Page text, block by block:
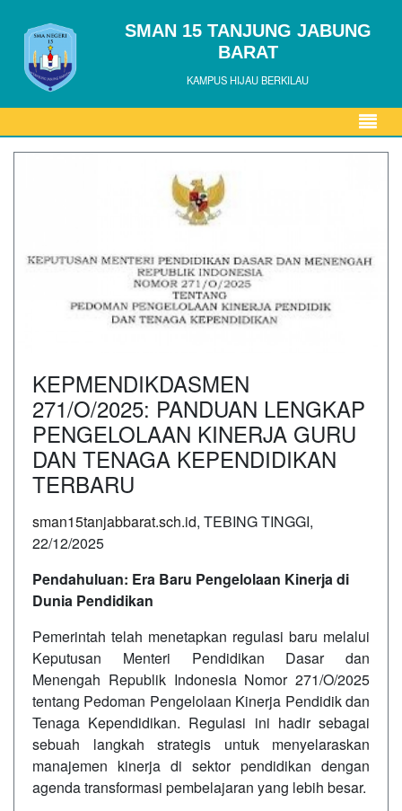
SMAN 15 TANJUNG JABUNG
BARAT
KAMPUS HIJAU BERKILAU
KEPMENDIKDASMEN
271/O/2025: PANDUAN LENGKAP
PENGELOLAAN KINERJA GURU
DAN TENAGA KEPENDIDIKAN
TERBARU
sman15tanjabbarat.sch.id, TEBING TINGGI,
22/12/2025
Pendahuluan: Era Baru Pengelolaan Kinerja di
Dunia Pendidikan
Pemerintah telah menetapkan regulasi baru melalui
Keputusan Menteri Pendidikan Dasar dan
Menengah Republik Indonesia Nomor 271/O/2025
tentang Pedoman Pengelolaan Kinerja Pendidik dan
Tenaga Kependidikan. Regulasi ini hadir sebagai
sebuah langkah strategis untuk menyelaraskan
manajemen kinerja di sektor pendidikan dengan
agenda transformasi pembelajaran yang lebih besar.